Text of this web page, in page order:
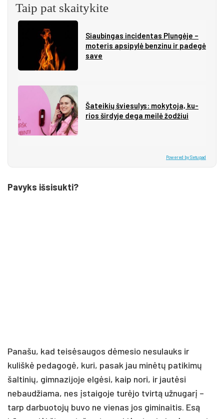
Taip pat skaitykite
Siau­bin­gas in­ci­den­tas Plun­gė­je –
mo­te­ris ap­si­py­lė ben­zi­nu ir pa­de­gė
sa­ve
Ša­tei­kių švie­su­lys: mo­ky­to­ja, ku­
rios šir­dy­je de­ga mei­lė žo­džiui
Powered by Setupad
Pavyks išsisukti?
Panašu, kad teisėsaugos dėmesio nesulauks ir
kuliškė pedagogė, kuri, pasak jau minėtų patikimų
šaltinių, gimnazijoje elgėsi, kaip nori, ir jautėsi
nebaudžiama, nes įstaigoje turėjo tvirtą užnugarį –
tarp darbuotojų buvo ne vienas jos giminaitis. Esą